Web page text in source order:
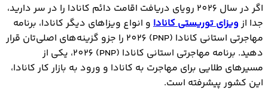
مناسب است؟
برنامه مهاجرتی استانی کانادا (pnp) 2026 در استان‌های
مختلف
شرایط برنامه مهاجرتی استانی کانادا (pnp) 2026 چیست؟
برنامه مهاجرتی استانی کانادا (pnp) بدون نیاز به
پیشنهاد شغلی
اگر در سال 2026 رویای دریافت اقامت دائم کانادا را در سر دارید،
جدا از ویزای توریستی کانادا و انواع ویزاهای دیگر کانادا، برنامه
مهاجرتی استانی کانادا (PNP) 2026 را جزو گزینه‌های اصلی‌تان قرار
دهید. برنامه مهاجرتي استاني کانادا (PNP) 2026، یکی از
مسیرهای طلایی برای مهاجرت به کانادا و ورود به بازار کار کانادا،
این کشور پیشرفته است.